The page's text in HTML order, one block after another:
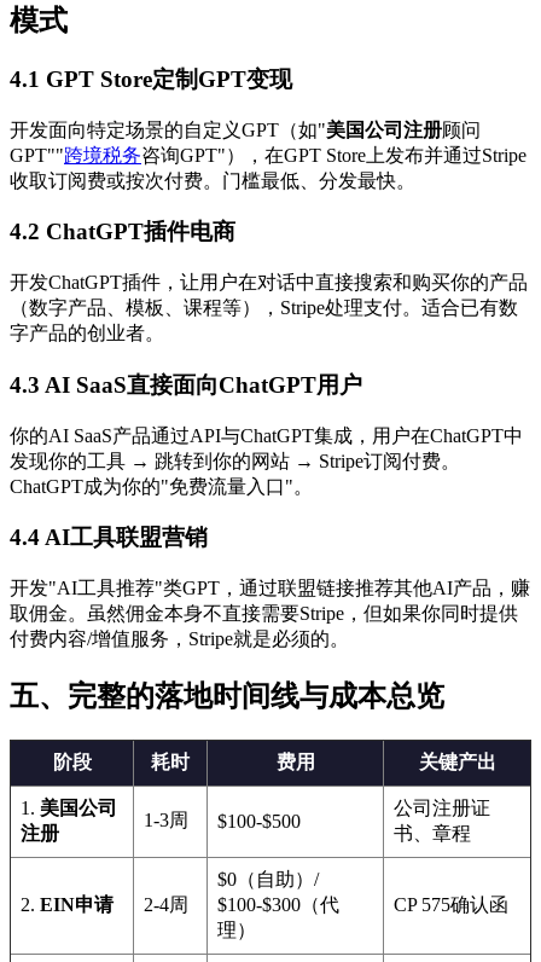
模式
4.1 GPT Store定制GPT变现
开发面向特定场景的自定义GPT（如"美国公司注册顾问
GPT""跨境税务咨询GPT"），在GPT Store上发布并通过Stripe
收取订阅费或按次付费。门槛最低、分发最快。
4.2 ChatGPT插件电商
开发ChatGPT插件，让用户在对话中直接搜索和购买你的产品
（数字产品、模板、课程等），Stripe处理支付。适合已有数
字产品的创业者。
4.3 AI SaaS直接面向ChatGPT用户
你的AI SaaS产品通过API与ChatGPT集成，用户在ChatGPT中
发现你的工具 → 跳转到你的网站 → Stripe订阅付费。
ChatGPT成为你的"免费流量入口"。
4.4 AI工具联盟营销
开发"AI工具推荐"类GPT，通过联盟链接推荐其他AI产品，赚
取佣金。虽然佣金本身不直接需要Stripe，但如果你同时提供
付费内容/增值服务，Stripe就是必须的。
五、完整的落地时间线与成本总览
阶段 耗时 费用 关键产出
1. 美国公司
注册
1-3周 $100-$500
公司注册证
书、章程
2. EIN申请 2-4周
$0（自助）/
$100-$300（代
理）
CP 575确认函